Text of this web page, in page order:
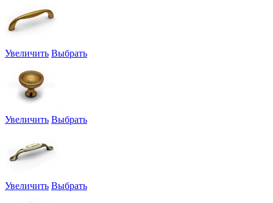
Увеличить Выбрать
Увеличить Выбрать
Увеличить Выбрать